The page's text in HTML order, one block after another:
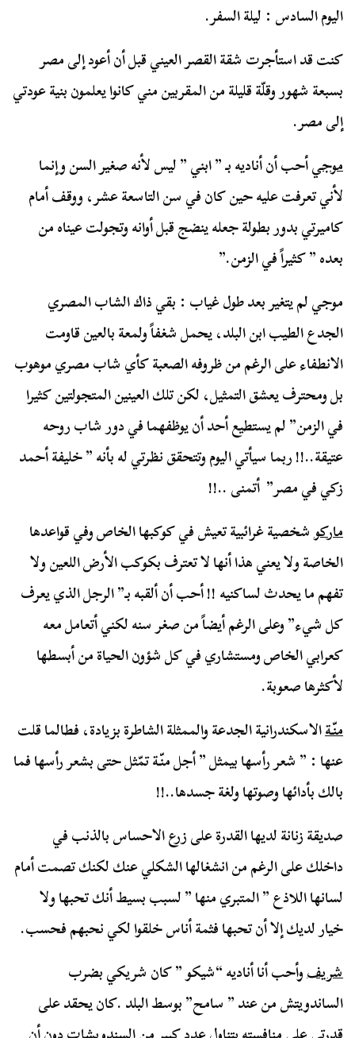
اليوم السادس : ليلة السفر.
كنت قد استأجرت شقة القصر العيني قبل أن أعود إلى مصر
بسبعة شهور وقلّة قليلة من المقربين مني كانوا يعلمون بنية عودتي
إلى مصر.
موجيأحب أن أناديه بـ ” ابني ” ليس لأنه صغير السن وإنما
لأني تعرفت عليه حين كان في سن التاسعة عشر، ووقف أمام
كاميرتي بدور بطولة جعله ينضج قبل أوانه وتجولت عيناه من
بعده ” كثيراً في الزمن.”
موجي لم يتغير بعد طول غياب : بقي ذاك الشاب المصري
الجدع الطيب ابن البلد، يحمل شغفاً ولمعة بالعين قاومت
الانطفاء على الرغم من ظروفه الصعبة كأي شاب مصري موهوب
بل ومحترف يعشق التمثيل، لكن تلك العينين المتجولتين كثيرا
في الزمن” لم يستطيع أحد أن يوظفهما في دور شاب روحه
عتيقة..!! ربما سيأتي اليوم وتتحقق نظرتي له بأنه ” خليفة أحمد
زكي في مصر” أتمنى ..!!
ماركوشخصية غرائبية تعيش في كوكبها الخاص وفي قواعدها
الخاصة ولا يعني هذا أنها لا تعترف بكوكب الأرض اللعين ولا
تفهم ما يحدث لساكنيه !! أحب أن ألقبه بـ” الرجل الذي يعرف
كل شيء” وعلى الرغم أيضاً من صغر سنه لكني أتعامل معه
كعرابي الخاص ومستشاري في كل شؤون الحياة من أبسطها
لأكثرها صعوبة.
منّةالاسكندرانية الجدعة والممثلة الشاطرة بزيادة، فطالما قلت
عنها : ” شعر رأسها بيمثل ” أجل منّة تمّثل حتى بشعر رأسها فما
بالك بأدائها وصوتها ولغة جسدها..!!
صديقة زنانة لديها القدرة على زرع الاحساس بالذنب في
داخلك على الرغم من انشغالها الشكلي عنك لكنك تصمت أمام
لسانها اللاذع ” المتبري منها ” لسبب بسيط أنك تحبها ولا
خيار لديك إلا أن تحبها فثمة أناس خلقوا لكي نحبهم فحسب.
شريفوأحب أنا أناديه “شيكو ” كان شريكي بضرب
الساندويتش من عند ” سامح” بوسط البلد .كان يحقد على